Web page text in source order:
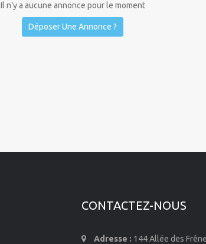
Il n'y a aucune annonce pour le moment
Déposer Une Annonce ?
CONTACTEZ-NOUS
Adresse : 144 Allée des